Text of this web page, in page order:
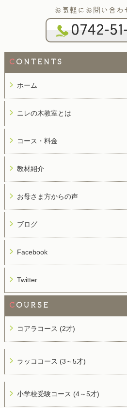
お気軽にお問い合わ
C ONTENTS
ホーム
ニレの木教室とは
コース・料金
教材紹介
お母さま方からの声
ブログ
Facebook
Twitter
C OURSE
コアラコース (2才)
ラッココース (3～5才)
小学校受験コース (4～5才)